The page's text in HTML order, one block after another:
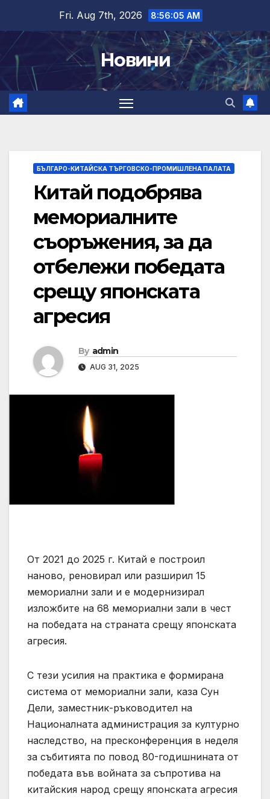
content
Fri. Aug 7th, 2026 8:56:05 AM
Новини
БЪЛГАРО-КИТАЙСКА ТЪРГОВСКО-ПРОМИШЛЕНА ПАЛАТА
Китай подобрява
мемориалните
съоръжения, за да
отбележи победата
срещу японската
агресия
By admin
AUG 31, 2025
От 2021 до 2025 г. Китай е построил
наново, реновирал или разширил 15
мемориални зали и е модернизирал
изложбите на 68 мемориални зали в чест
на победата на страната срещу японската
агресия.
С тези усилия на практика е формирана
система от мемориални зали, каза Сун
Дели, заместник-ръководител на
Националната администрация за културно
наследство, на пресконференция в неделя
за събитията по повод 80-годишнината от
победата във войната за съпротива на
китайския народ срещу японската агресия